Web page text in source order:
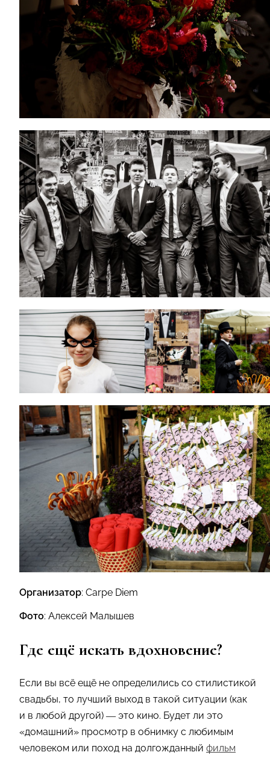
Организатор: Carpe Diem
Фото: Алексей Малышев
Где ещё искать вдохновение?
Если вы всё ещё не определились со стилистикой
свадьбы, то лучший выход в такой ситуации (как
и в любой другой) — это кино. Будет ли это
«домашний» просмотр в обнимку с любимым
человеком или поход на долгожданный фильм